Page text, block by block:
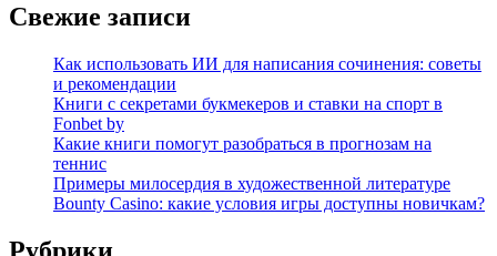
Свежие записи
Как использовать ИИ для написания сочинения: советы
и рекомендации
Книги с секретами букмекеров и ставки на спорт в
Fonbet by
Какие книги помогут разобраться в прогнозам на
теннис
Примеры милосердия в художественной литературе
Bounty Casino: какие условия игры доступны новичкам?
Рубрики